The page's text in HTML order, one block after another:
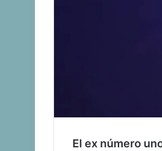
El ex número